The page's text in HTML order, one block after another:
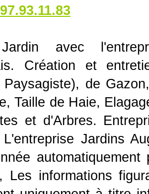
avec
Création et
Paysagiste), de
Taille de Haie,
et d'Arbres.
Jardins
automatiquement
Les informations